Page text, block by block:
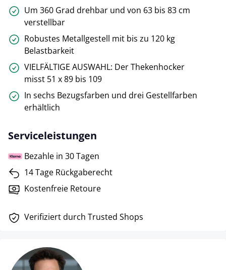
Um 360 Grad drehbar und von 63 bis 83 cm
verstellbar
Robustes Metallgestell mit bis zu 120 kg
Belastbarkeit
VIELFÄLTIGE AUSWAHL: Der Thekenhocker
misst 51 x 89 bis 109
In sechs Bezugsfarben und drei Gestellfarben
erhältlich
Serviceleistungen
Bezahle in 30 Tagen
14 Tage Rückgaberecht
Kostenfreie Retoure
Verifiziert durch Trusted Shops